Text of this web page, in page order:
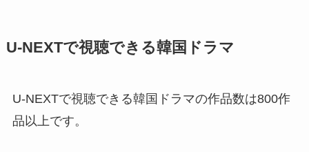
U-NEXTで視聴できる韓国ドラマ
U-NEXTで視聴できる韓国ドラマの作品数は800作
品以上です。